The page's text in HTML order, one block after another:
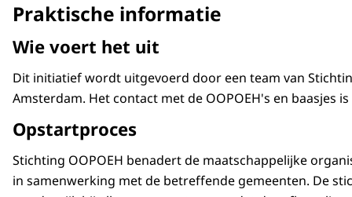
Praktische informatie
Wie voert het uit
Dit initiatief wordt uitgevoerd door een team van
Amsterdam. Het contact met de OOPOEH's en baasjes
Opstartproces
Stichting OOPOEH benadert de maatschappelijke
in samenwerking met de betreffende gemeenten. De